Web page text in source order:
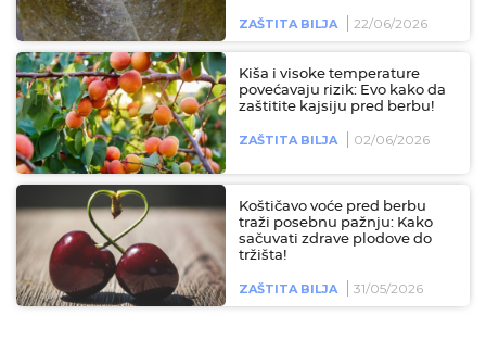
ZAŠTITA BILJA 22/06/2026
Kiša i visoke temperature
povećavaju rizik: Evo kako da
zaštitite kajsiju pred berbu!
ZAŠTITA BILJA 02/06/2026
Koštičavo voće pred berbu
traži posebnu pažnju: Kako
sačuvati zdrave plodove do
tržišta!
ZAŠTITA BILJA 31/05/2026